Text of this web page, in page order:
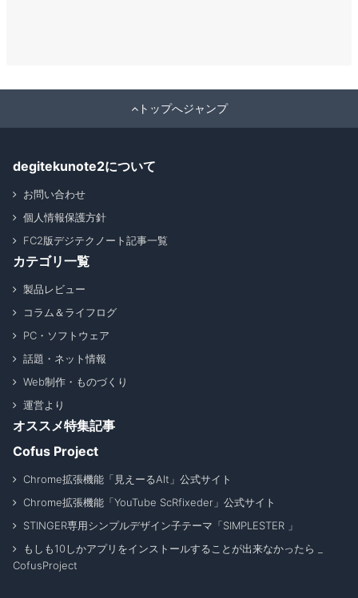
トップへジャンプ
degitekunote2について
お問い合わせ
個人情報保護方針
FC2版デジテクノート記事一覧
カテゴリ一覧
製品レビュー
コラム＆ライフログ
PC・ソフトウェア
話題・ネット情報
Web制作・ものづくり
運営より
オススメ特集記事
Cofus Project
Chrome拡張機能「見えーるAlt」公式サイト
Chrome拡張機能「YouTube ScRfixeder」公式サイト
STINGER専用シンプルデザイン子テーマ「SIMPLESTER 」
もしも10しかアプリをインストールすることが出来なかったら _
CofusProject